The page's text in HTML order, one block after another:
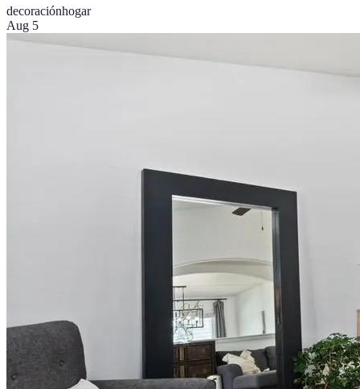
decoraciónhogar
Aug 5